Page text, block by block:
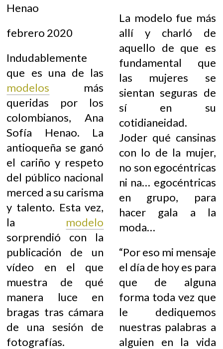
Henao
febrero 2020
Indudablemente
que es una de las
modelos más
queridas por los
colombianos, Ana
Sofía Henao. La
antioqueña se ganó
el cariño y respeto
del público nacional
merced a su carisma
y talento. Esta vez,
la modelo
sorprendió con la
publicación de un
vídeo en el que
muestra de qué
manera luce en
bragas tras cámara
de una sesión de
fotografías.
La modelo fue más
allí y charló de
aquello de que es
fundamental que
las mujeres se
sientan seguras de
sí en su
cotidianeidad.
Joder qué cansinas
con lo de la mujer,
no son egocéntricas
ni na… egocéntricas
en grupo, para
hacer gala a la
moda…
“Por eso mi mensaje
el día de hoy es para
que de alguna
forma toda vez que
le dediquemos
nuestras palabras a
alguien en la vida